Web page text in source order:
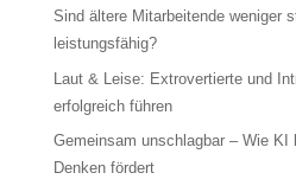
Sind ältere Mitarbeitende weniger
leistungsfähig?
Laut & Leise: Extrovertierte und
erfolgreich führen
Gemeinsam unschlagbar – Wie
Denken fördert